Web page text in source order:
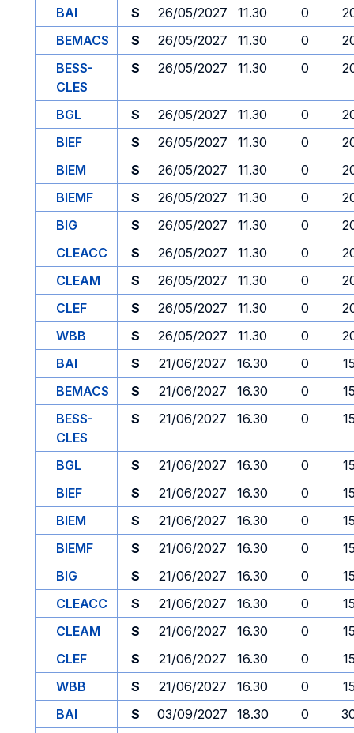
BAI
S 26/05/2027 11.30 0
BEMACS
S 26/05/2027 11.30 0
BESS-
CLES
S 26/05/2027 11.30 0
BGL S 26/05/2027 11.30 0
BIEF
S 26/05/2027 11.30 0
BIEM
S 26/05/2027 11.30 0
BIEMF
S 26/05/2027 11.30 0
BIG
S 26/05/2027 11.30 0
CLEACC
S 26/05/2027 11.30 0
CLEAM
S 26/05/2027 11.30 0
CLEF
S 26/05/2027 11.30 0
WBB
S 26/05/2027 11.30 0
BAI
S 21/06/2027 16.30 0
BEMACS
S 21/06/2027 16.30 0
BESS-
CLES
S 21/06/2027 16.30 0
BGL S 21/06/2027 16.30 0
BIEF
S 21/06/2027 16.30 0
BIEM
S 21/06/2027 16.30 0
BIEMF
S 21/06/2027 16.30 0
BIG
S 21/06/2027 16.30 0
CLEACC
S 21/06/2027 16.30 0
CLEAM
S 21/06/2027 16.30 0
CLEF
S 21/06/2027 16.30 0
WBB
S 21/06/2027 16.30 0
BAI
S 03/09/2027 18.30 0